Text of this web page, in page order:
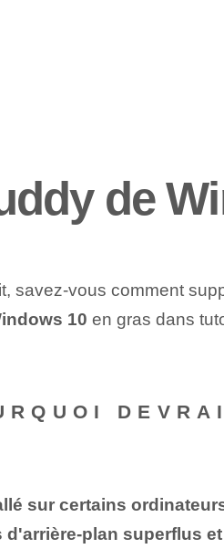
de
savez-vous comment
10 en gras dans
sur certains
plan superflus